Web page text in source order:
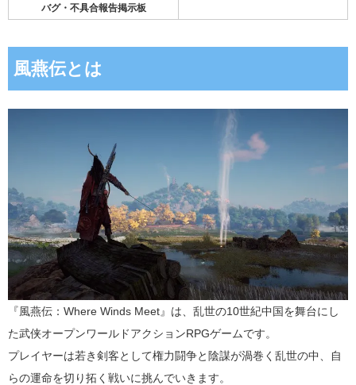
バグ・不具合報告掲示板
風燕伝とは
『風燕伝：Where Winds Meet』は、乱世の10世紀中国を舞台にし
た武侠オープンワールドアクションRPGゲームです。
プレイヤーは若き剣客として権力闘争と陰謀が渦巻く乱世の中、自
らの運命を切り拓く戦いに挑んでいきます。